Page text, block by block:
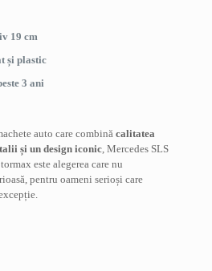
19 cm
și plastic
3 ani
auto care combină calitatea
și un design iconic, Mercedes SLS
este alegerea care nu
pentru oameni serioși care